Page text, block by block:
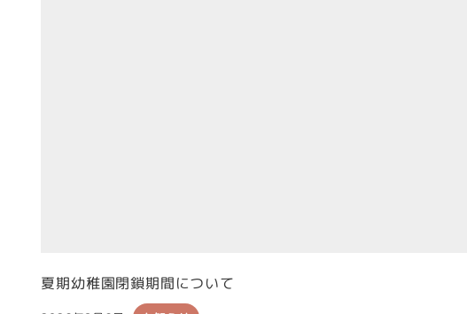
夏期幼稚園閉鎖期間について